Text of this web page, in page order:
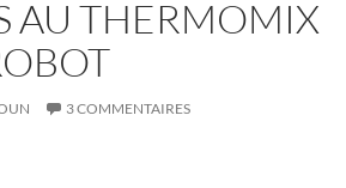
AU THERMOMIX
3 COMMENTAIRES